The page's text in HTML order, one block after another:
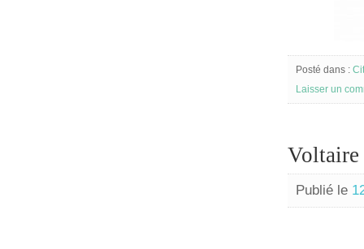
Posté dans :
Laisser un
Voltaire
Publié le